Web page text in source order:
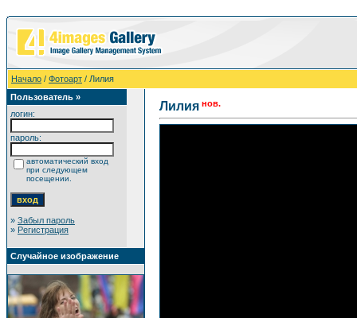
Начало / Фотоарт / Лилия
Пользователь »
логин:
пароль:
автоматический вход
при следующем
посещении.
» Забыл пароль
» Регистрация
Случайное изображение
Лилия нов.